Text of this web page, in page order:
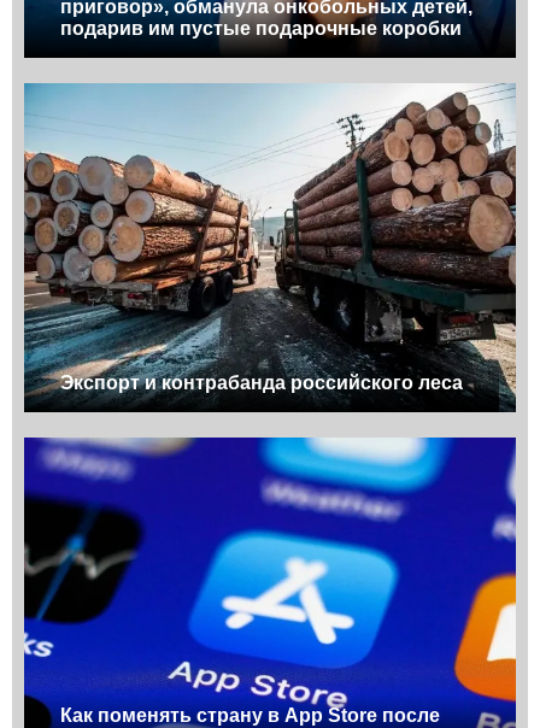
приговор», обманула онкобольных детей,
подарив им пустые подарочные коробки
Экспорт и контрабанда российского леса
Как поменять страну в App Store после